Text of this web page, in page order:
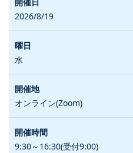
2026/8/19
水
オンライン(Zoom)
9:30～16:30(受付9:00)